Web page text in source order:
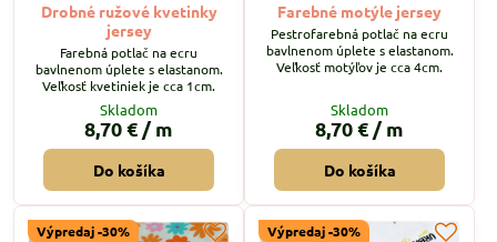
Drobné ružové kvetinky
jersey
Farebná potlač na ecru
bavlnenom úplete s elastanom.
Veľkosť kvetiniek je cca 1cm.
Skladom
8,70 € / m
Do košíka
Farebné motýle jersey
Pestrofarebná potlač na ecru
bavlnenom úplete s elastanom.
Veľkosť motýľov je cca 4cm.
Skladom
8,70 € / m
Do košíka
Výpredaj -30% Výpredaj -30%